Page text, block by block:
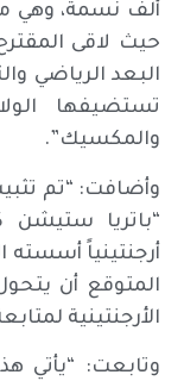
ألف نسمة، وهي
حيث لاقى
البعد الرياضي
تستضيفها
والمكسيك”.
وأضافت: “تم
“باتريا
أرجنتينياً أسسته
المتوقع أن
الأرجنتينية
وتابعت: “يأتي